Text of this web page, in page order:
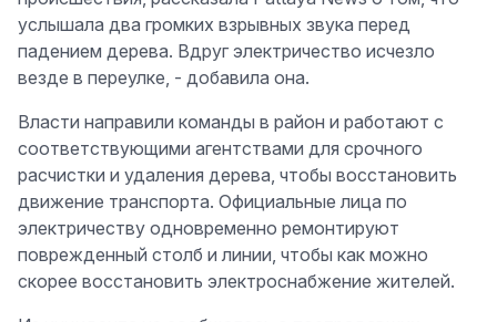
услышала два громких взрывных звука перед
падением дерева. Вдруг электричество исчезло
везде в переулке, - добавила она.
Власти направили команды в район и работают с
соответствующими агентствами для срочного
расчистки и удаления дерева, чтобы восстановить
движение транспорта. Официальные лица по
электричеству одновременно ремонтируют
поврежденный столб и линии, чтобы как можно
скорее восстановить электроснабжение жителей.